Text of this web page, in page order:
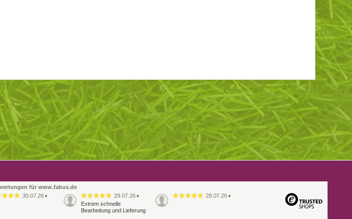
für www.fabus.de
30.07.26 ▼ 29.07.26 ▼
Extrem schnelle
Bearbeitung und Lieferung
28.07.26 ▼